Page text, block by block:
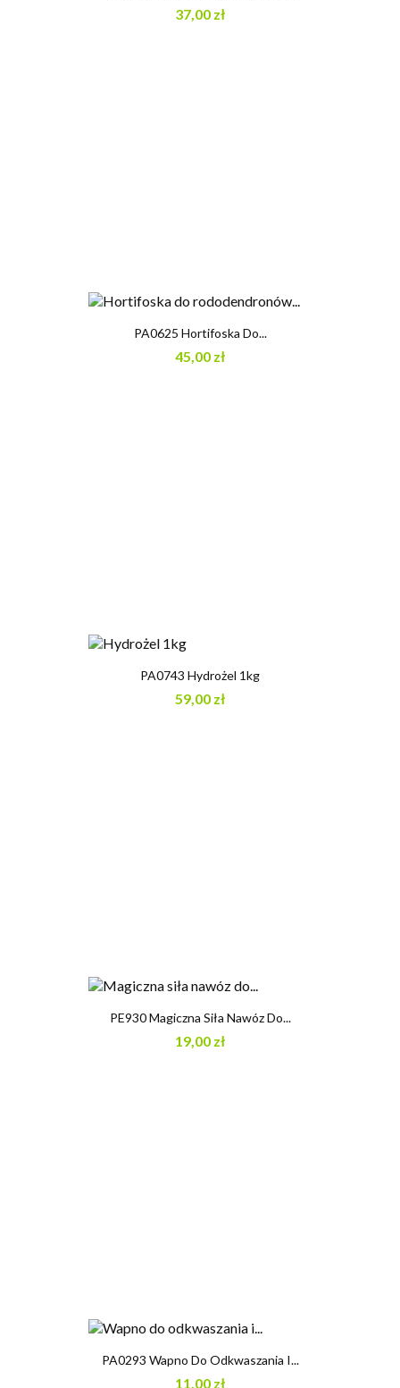
37,00 zł
PA0625 Hortifoska Do...
45,00 zł
PA0743 Hydrożel 1kg
59,00 zł
PE930 Magiczna Siła Nawóz Do...
19,00 zł
PA0293 Wapno Do Odkwaszania I...
11,00 zł